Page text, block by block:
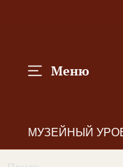
Меню
МУЗЕЙНЫЙ